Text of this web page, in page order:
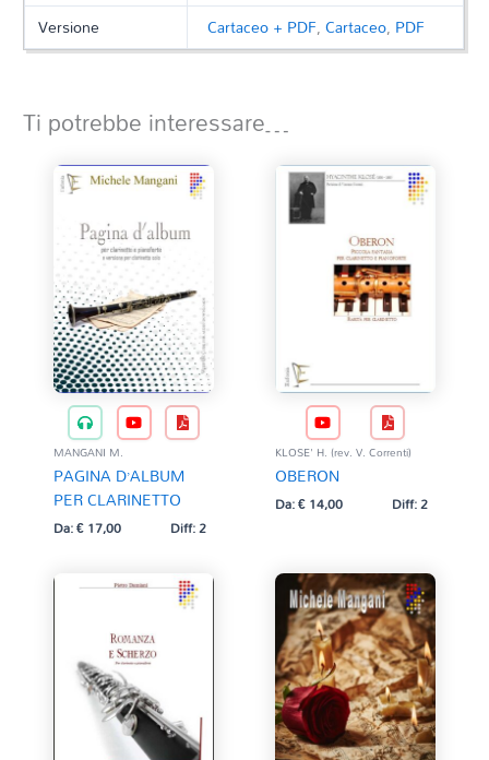
Versione
Cartaceo + PDF,Cartaceo, PDF
Ti potrebbe interessare…
MANGANI M.
PAGINA D’ALBUM
PER CLARINETTO
Da:€17,00 Diff: 2
KLOSE' H. (rev. V. Correnti)
OBERON
Da:€14,00 Diff: 2